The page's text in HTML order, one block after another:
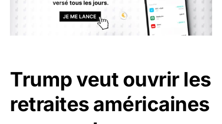
Trump veut ouvrir les
retraites américaines